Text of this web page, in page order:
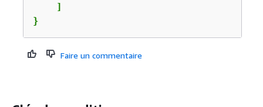
    ]
}
Faire un commentaire